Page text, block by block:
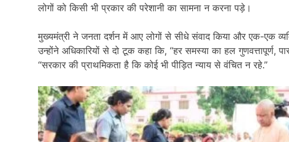
लोगों को किसी भी प्रकार की परेशानी का सामना न करना पड़े।
मुख्यमंत्री ने जनता दर्शन में आए लोगों से सीधे संवाद किया और एक-एक
उन्होंने अधिकारियों से दो टूक कहा कि, “हर समस्या का हल गुणवत्तापूर्ण,
“सरकार की प्राथमिकता है कि कोई भी पीड़ित न्याय से वंचित न रहे.”